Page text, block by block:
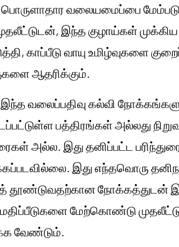
வலையமைப்பை
இந்த குழாய்கள்
காப்பீடு வாயு உமிழ்வுகளை
ஆதரிக்கும்.
இந்த வலைப்பதிவு கல்வி
பத்திரங்கள் அல்லது
அல்ல. இது தனிப்பட்ட
இது எந்தவொரு
தூண்டுவதற்கான நோக்கத்துடன்
மேற்கொண்டு
வேண்டும்.